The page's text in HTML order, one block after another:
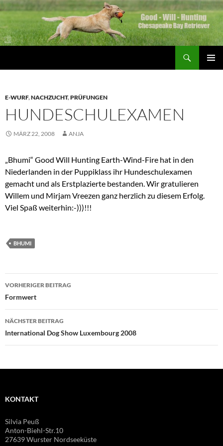
Zum
springen
E-WURF,NACHZUCHT,PRÜFUNGEN
HUNDESCHULEXAMEN
MÄRZ 22, 2008 ANJA
„Bhumi“ Good Will Hunting Earth-Wind-Fire hat in den
Niederlanden in der Puppiklass ihr Hundeschulexamen
gemacht und als Erstplazierte bestanden. Wir gratulieren
Willem und Mirjam Vreezen ganz herzlich zu diesem Erfolg.
Viel Spaß weiterhin:-)))!!!
BHUMI
Beitragsnavigation
VORHERIGER BEITRAG
Formwert
NÄCHSTER BEITRAG
International Dog Show Luxembourg 2008
KONTAKT
Silvia Peuß
Anton-Biehl-Str.10
27639 Wurster Nordseeküste